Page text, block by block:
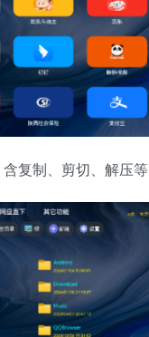
复制、剪切、解压